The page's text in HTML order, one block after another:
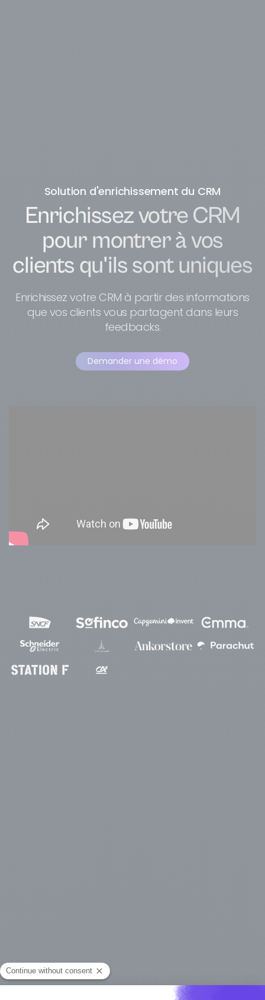
Solution d'enrichissement du CRM
Enrichissez votre CRM
pour montrer à vos
clients qu'ils sont uniques
Enrichissez votre CRM à partir des informations
que vos clients vous partagent dans leurs
feedbacks.
Demander une démo